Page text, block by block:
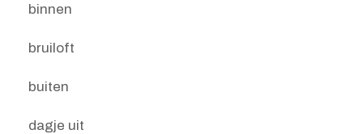
binnen
bruiloft
buiten
dagje uit